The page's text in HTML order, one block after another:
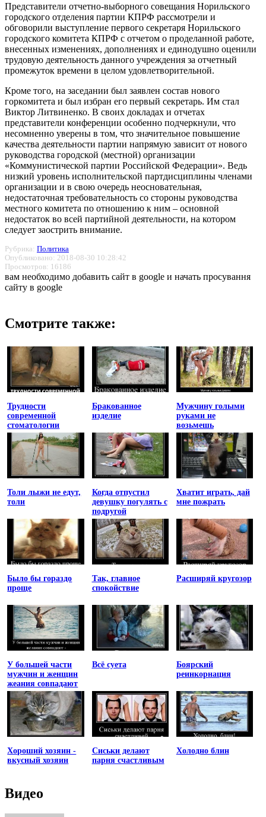
Представители отчетно-выборного совещания Норильского
городского отделения партии КПРФ рассмотрели и
обговорили выступление первого секретаря Норильского
городского комитета КПРФ с отчетом о проделанной работе,
внесенных изменениях, дополнениях и единодушно оценили
трудовую деятельность данного учреждения за отчетный
промежуток времени в целом удовлетворительной.
Кроме того, на заседании был заявлен состав нового
горкомитета и был избран его первый секретарь. Им стал
Виктор Литвиненко. В своих докладах и отчетах
представители конференции особенно подчеркнули, что
несомненно уверены в том, что значительное повышение
качества деятельности партии напрямую зависит от нового
руководства городской (местной) организации
«Коммунистической партии Российской Федерации». Ведь
низкий уровень исполнительской партдисциплины членами
организации и в свою очередь неосновательная,
недостаточная требовательность со стороны руководства
местного комитета по отношению к ним – основной
недостаток во всей партийной деятельности, на котором
следует заострить внимание.
Рубрика: Политика
Опубликовано: 2018-08-30 10:28:42
Просмотров: 16186
вам необходимо добавить сайт в google и начать просування
сайту в google
Смотрите также:
Трудности
современной
стоматологии
Бракованное
изделие
Мужчину голыми
руками не
возьмешь
Толи лыжи не едут,
толи
Когда отпустил
девушку погулять с
подругой
Хватит играть, дай
мне пожрать
Было бы гораздо
проще
Так, главное
спокойствие
Расширяй кругозор
У большей части
мужчин и женщин
жеания совпадают
Всё суета
Боярский
реинкорнация
Хороший хозяин -
вкусный хозяин
Сиськи делают
парня счастливым
Холодно блин
Видео